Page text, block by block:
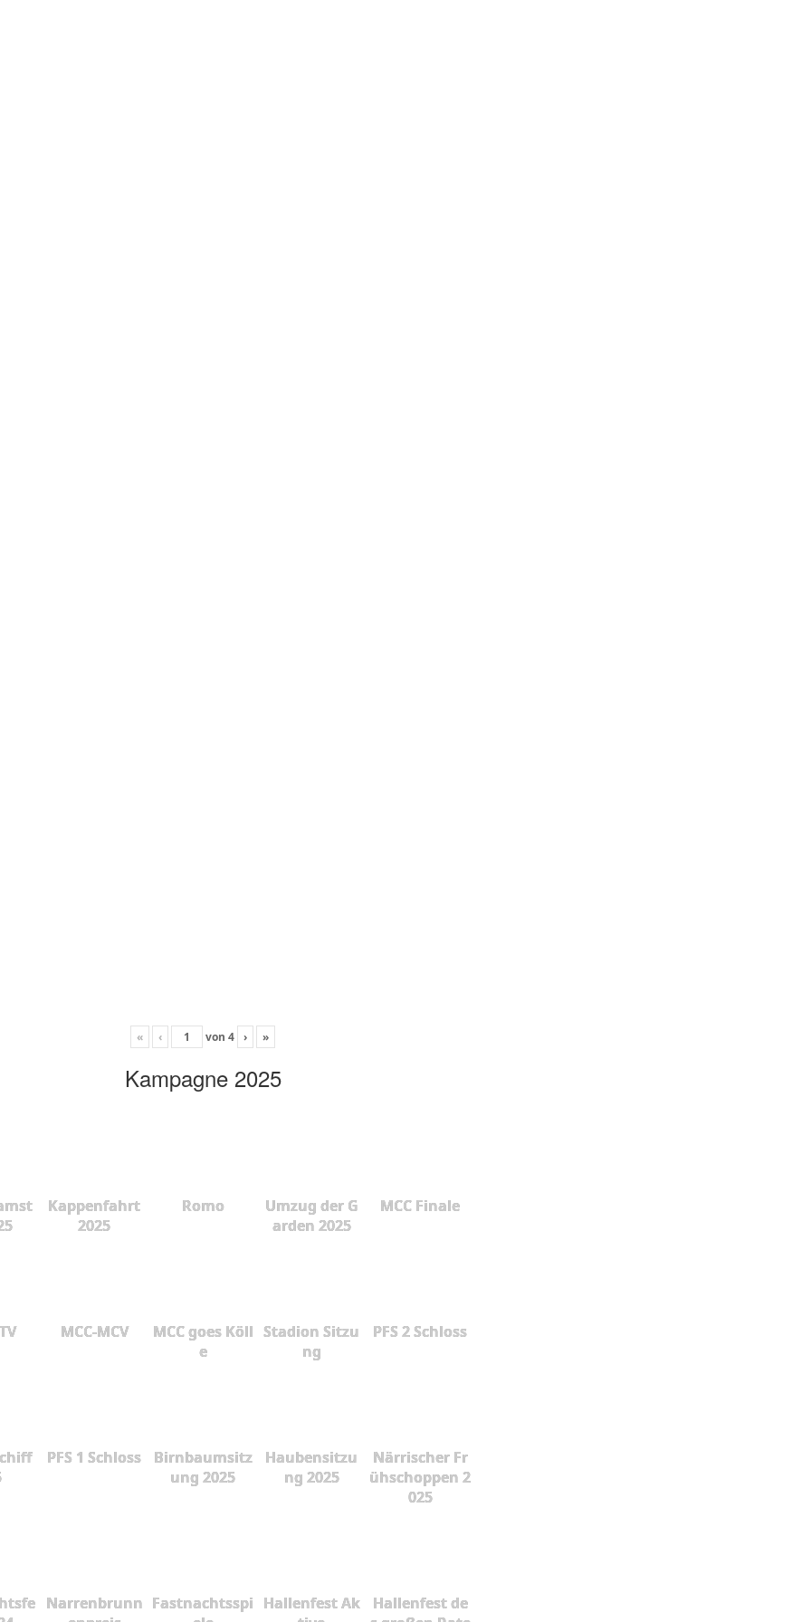
« ‹ von 4 › »
Kampagne 2025
Kappenfahrt
2025
Romo
Umzug der G
arden 2025
MCC Finale
MCC-MCV
MCC goes Köll
e
Stadion Sitzu
ng
PFS 2 Schloss
PFS 1 Schloss
Birnbaumsitz
ung 2025
Haubensitzu
ng 2025
Närrischer Fr
ühschoppen 2
025
Narrenbrunn Fastnachtsspi Hallenfest Ak
Hallenfest de